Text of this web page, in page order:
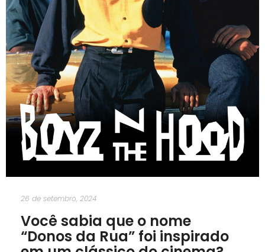
26 de setembro, 2024
Você sabia que o nome
“Donos da Rua” foi inspirado